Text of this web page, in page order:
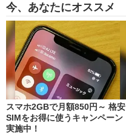
今、あなたにオススメ
スマホ2GBで月額850円～ 格安
SIMをお得に使うキャンペーン
実施中！